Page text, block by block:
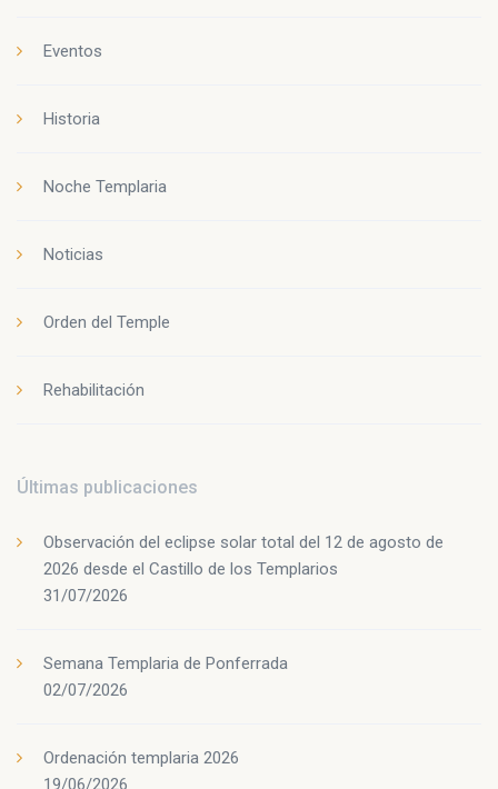
Eventos
Historia
Noche Templaria
Noticias
Orden del Temple
Rehabilitación
Últimas publicaciones
Observación del eclipse solar total del 12 de agosto de
2026 desde el Castillo de los Templarios
31/07/2026
Semana Templaria de Ponferrada
02/07/2026
Ordenación templaria 2026
19/06/2026